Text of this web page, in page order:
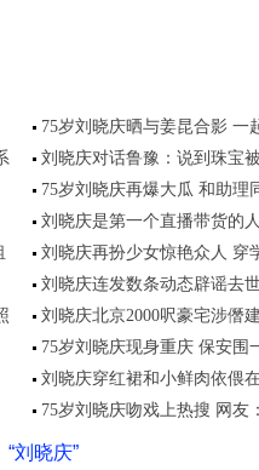
75岁刘晓庆晒与姜昆合影 一
刘晓庆对话鲁豫：说到珠宝
75岁刘晓庆再爆大瓜 和助理
刘晓庆是第一个直播带货的
刘晓庆再扮少女惊艳众人 穿
刘晓庆连发数条动态辟谣去
刘晓庆北京2000呎豪宅涉僭
75岁刘晓庆现身重庆 保安围
刘晓庆穿红裙和小鲜肉依偎
75岁刘晓庆吻戏上热搜 网友
“刘晓庆”